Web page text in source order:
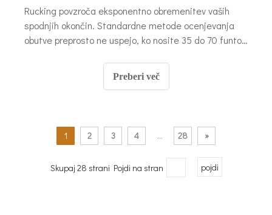
Rucking povzroča eksponentno obremenitev vaših
spodnjih okončin. Standardne metode ocenjevanja
obutve preprosto ne uspejo, ko nosite 35 do 70 funtov
dodatno obremenijo vaše gležnje.
Preberi več
1 2 3 4 ... 28 »
Skupaj 28 strani Pojdi na stran pojdi